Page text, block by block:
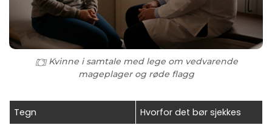
Kvinne i samtale med lege om vedvarende
mageplager og røde flagg
Tegn Hvorfor det bør sjekkes